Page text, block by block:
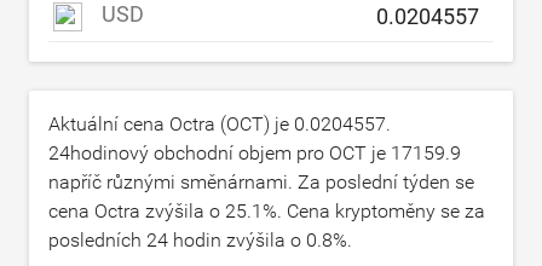
USD
Aktuální cena Octra (OCT) je 0.0204557.
24hodinový obchodní objem pro OCT je 17159.9
napříč různými směnárnami. Za poslední týden se
cena Octra zvýšila o 25.1%. Cena kryptoměny se za
posledních 24 hodin zvýšila o 0.8%.